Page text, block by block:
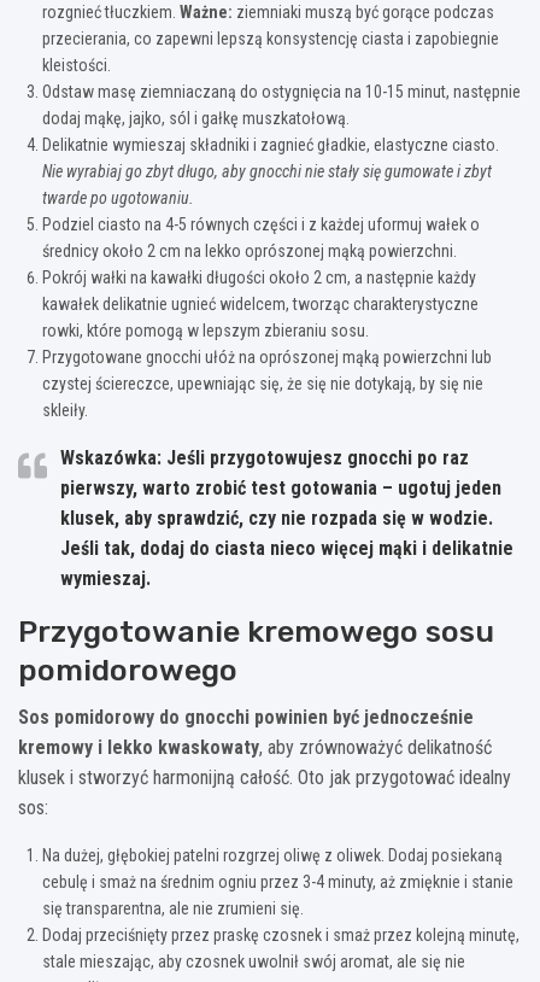
rozgnieć tłuczkiem. Ważne: ziemniaki muszą być gorące podczas
przecierania, co zapewni lepszą konsystencję ciasta i zapobiegnie
kleistości.
Odstaw masę ziemniaczaną do ostygnięcia na 10-15 minut, następnie
dodaj mąkę, jajko, sól i gałkę muszkatołową.
Delikatnie wymieszaj składniki i zagnieć gładkie, elastyczne ciasto.
Nie wyrabiaj go zbyt długo, aby gnocchi nie stały się gumowate i zbyt
twarde po ugotowaniu.
Podziel ciasto na 4-5 równych części i z każdej uformuj wałek o
średnicy około 2 cm na lekko oprószonej mąką powierzchni.
Pokrój wałki na kawałki długości około 2 cm, a następnie każdy
kawałek delikatnie ugnieć widelcem, tworząc charakterystyczne
rowki, które pomogą w lepszym zbieraniu sosu.
Przygotowane gnocchi ułóż na oprószonej mąką powierzchni lub
czystej ściereczce, upewniając się, że się nie dotykają, by się nie
skleiły.
Wskazówka: Jeśli przygotowujesz gnocchi po raz
pierwszy, warto zrobić test gotowania – ugotuj jeden
klusek, aby sprawdzić, czy nie rozpada się w wodzie.
Jeśli tak, dodaj do ciasta nieco więcej mąki i delikatnie
wymieszaj.
Przygotowanie kremowego sosu
pomidorowego
Sos pomidorowy do gnocchi powinien być jednocześnie
kremowy i lekko kwaskowaty, aby zrównoważyć delikatność
klusek i stworzyć harmonijną całość. Oto jak przygotować idealny
sos:
Na dużej, głębokiej patelni rozgrzej oliwę z oliwek. Dodaj posiekaną
cebulę i smaż na średnim ogniu przez 3-4 minuty, aż zmięknie i stanie
się transparentna, ale nie zrumieni się.
Dodaj przeciśnięty przez praskę czosnek i smaż przez kolejną minutę,
stale mieszając, aby czosnek uwolnił swój aromat, ale się nie